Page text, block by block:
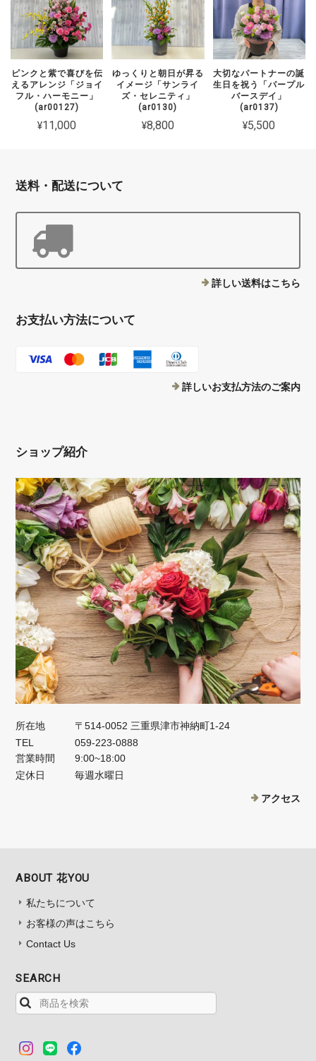
ピンクと紫で喜びを伝
えるアレンジ「ジョイ
フル・ハーモニー」
(ar00127)
¥11,000
ゆっくりと朝日が昇る
イメージ「サンライ
ズ・セレニティ」
(ar0130)
¥8,800
大切なパートナーの誕
生日を祝う「パープル
バースデイ」
(ar0137)
¥5,500
送料・配送について
詳しい送料はこちら
お支払い方法について
詳しいお支払方法のご案内
ショップ紹介
所在地
〒514-0052 三重県津市神納町1-24
TEL
059-223-0888
営業時間
9:00~18:00
定休日
毎週水曜日
アクセス
ABOUT 花YOU
私たちについて
お客様の声はこちら
Contact Us
SEARCH